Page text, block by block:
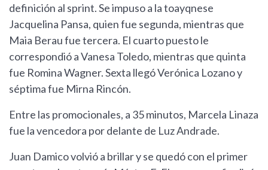
definición al sprint. Se impuso a la toayqnese
Jacquelina Pansa, quien fue segunda, mientras que
Maia Berau fue tercera. El cuarto puesto le
correspondió a Vanesa Toledo, mientras que quinta
fue Romina Wagner. Sexta llegó Verónica Lozano y
séptima fue Mirna Rincón.
Entre las promocionales, a 35 minutos, Marcela Linaza
fue la vencedora por delante de Luz Andrade.
Juan Damico volvió a brillar y se quedó con el primer